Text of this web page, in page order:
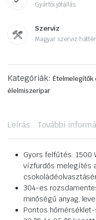
Gyártói jótállás
Szerviz
Magyar szerviz háttér
Kategóriák: Ételmelegítők
élelmiszeripar
Leírás További
Gyors felfűtés: 1500
vízfürdős melegítés
304-es
minőségű anyag,
Pontos